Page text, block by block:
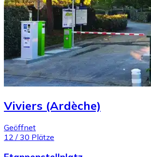
Viviers (Ardèche)
Geöffnet
12 / 30 Plätze